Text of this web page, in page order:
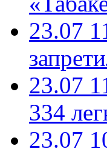
23.07
23.07
334
23.07